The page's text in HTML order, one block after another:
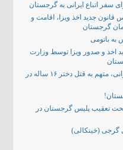
سفر اتباع ایرانی به گرجستان
جدید اخذ ویزا، اقامت و
گرجستان
به باتومی
اخذ و صدور ویزا توسط وزارت
یک مرد جوان ایرانی، متهم به قتل دختر ۱۶ ساله در
تعقیب پلیس گرجستان در
گرجی (خینکالی)